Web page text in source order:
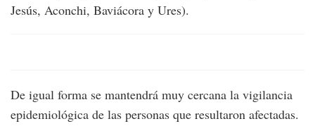
Jesús, Aconchi, Baviácora y Ures).
De igual forma se mantendrá muy cercana la vigilancia
epidemiológica de las personas que resultaron afectadas.